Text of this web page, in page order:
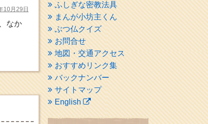
10月29日
なか
ふしぎな密教法具
まんが小坊主くん
ぶつ仏クイズ
お問合せ
地図・交通アクセス
おすすめリンク集
バックナンバー
サイトマップ
English